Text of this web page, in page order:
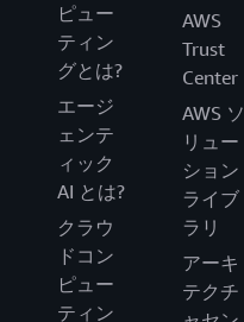
ピュー
ティン
グとは?
エージ
ェンテ
ィック
AI とは?
クラウ
ドコン
ピュー
ティン
AWS
Trust
Center
AWS ソ
リュー
ション
ライブ
ラリ
アーキ
テクチ